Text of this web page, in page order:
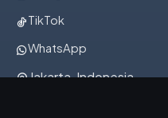
TikTok
WhatsApp
Jakarta, Indonesia